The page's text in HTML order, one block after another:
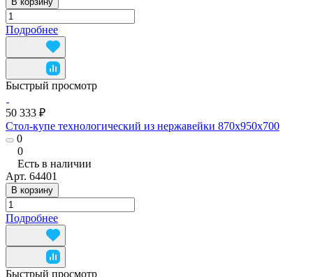
Подробнее
Быстрый просмотр
50 333 ₽
Стол-купе технологический из нержавейки 870x950x700
0
0
Есть в наличии
Арт. 64401
В корзину
Подробнее
Быстрый просмотр